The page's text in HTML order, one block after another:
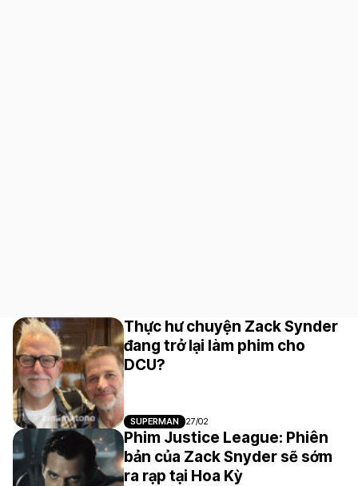
Thực hư chuyện Zack Synder
đang trở lại làm phim cho
DCU?
SUPERMAN 27/02
Phim Justice League: Phiên
bản của Zack Snyder sẽ sớm
ra rạp tại Hoa Kỳ